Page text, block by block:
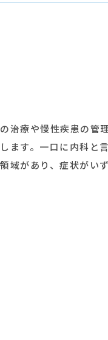
治療や慢性疾患の管
ます。一口に内科と
域があり、症状がい